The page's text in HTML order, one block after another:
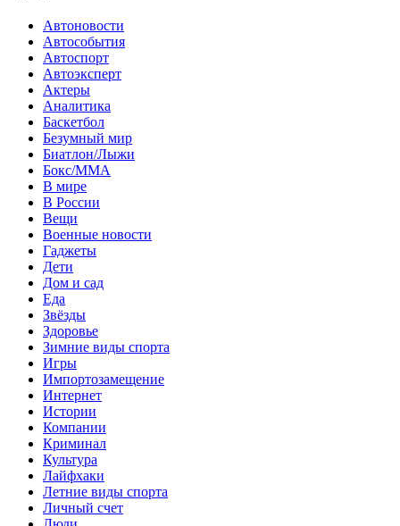
Автоновости
Автособытия
Автоспорт
Автоэксперт
Актеры
Аналитика
Баскетбол
Безумный мир
Биатлон/Лыжи
Бокс/MMA
В мире
В России
Вещи
Военные новости
Гаджеты
Дети
Дом и сад
Еда
Звёзды
Здоровье
Зимние виды спорта
Игры
Импортозамещение
Интернет
Истории
Компании
Криминал
Культура
Лайфхаки
Летние виды спорта
Личный счет